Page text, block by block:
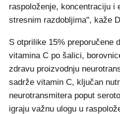
raspoloženje, koncentraciju i
stresnim razdobljima", kaže
S otprilike 15% preporučene
vitamina C po šalici,
zdravu proizvodnju
sadrže vitamin C, ključan
neurotransmitera poput
igraju važnu ulogu u